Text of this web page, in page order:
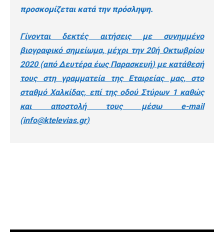
προσκομίζεται κατά την πρόσληψη.
Γίνονται δεκτές αιτήσεις με συνημμένο
βιογραφικό σημείωμα, μέχρι την 20ή Οκτωβρίου
2020 (από Δευτέρα έως Παρασκευή) με κατάθεσή
τους στη γραμματεία της Εταιρείας μας, στο
σταθμό Χαλκίδας, επί της οδού Στύρων 1 καθώς
και αποστολή τους μέσω e-mail
(info@ktelevias.gr)